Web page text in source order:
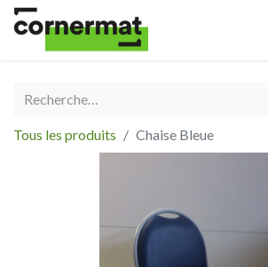
Tous les produits Chaise Bleue